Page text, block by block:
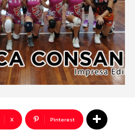
X Pinterest